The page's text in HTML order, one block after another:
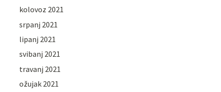
kolovoz 2021
srpanj 2021
lipanj 2021
svibanj 2021
travanj 2021
ožujak 2021